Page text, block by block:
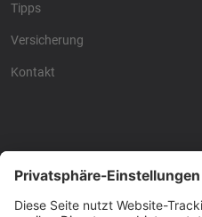
Tipps
Versicherung
Kontakt